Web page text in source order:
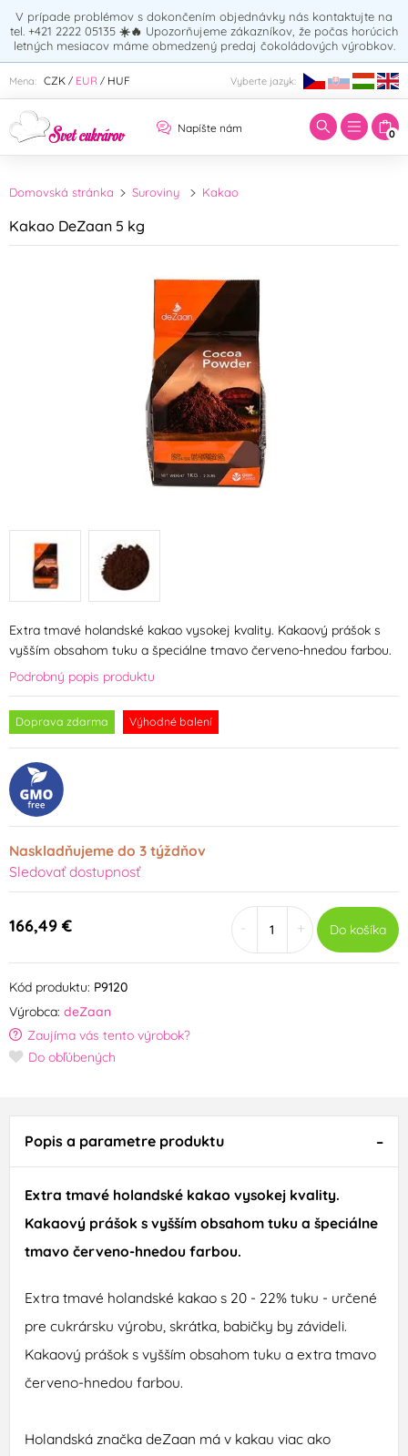
V prípade problémov s dokončením objednávky nás kontaktujte na
tel. +421 2222 05135 ☀️🔥 Upozorňujeme zákazníkov, že počas horúcich
letných mesiacov máme obmedzený predaj čokoládových výrobkov.
Mena: CZK / EUR / HUF Vyberte jazyk:
Napíšte nám 0
Zadajte hľadaný výraz:
Domovská stránka Suroviny Kakao
Kakao DeZaan 5 kg
Extra tmavé holandské kakao vysokej kvality. Kakaový prášok s
vyšším obsahom tuku a špeciálne tmavo červeno-hnedou farbou.
Podrobný popis produktu
Doprava zdarma Výhodné balení
Naskladňujeme do 3 týždňov
Sledovať dostupnosť
166,49 € + Do košíka
Kód produktu: P9120
Výrobca: deZaan
Zaujíma vás tento výrobok?
Do obľúbených
Popis a parametre produktu
Extra tmavé holandské kakao vysokej kvality.
Kakaový prášok s vyšším obsahom tuku a špeciálne
tmavo červeno-hnedou farbou.
Extra tmavé holandské kakao s 20 - 22% tuku - určené
pre cukrársku výrobu, skrátka, babičky by závideli.
Kakaový prášok s vyšším obsahom tuku a extra tmavo
červeno-hnedou farbou.
Holandská značka deZaan má v kakau viac ako